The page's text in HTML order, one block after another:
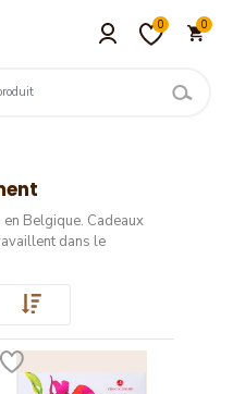
0 0
Belgique. Cadeaux
dans le